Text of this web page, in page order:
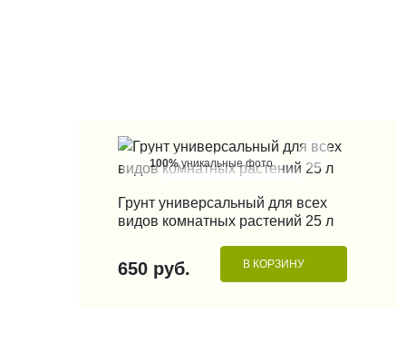
100%уникальные фото
КУПИТЬ В 1 КЛИК
Грунт универсальный для всех
видов комнатных растений 25 л
650 руб. В КОРЗИНУ